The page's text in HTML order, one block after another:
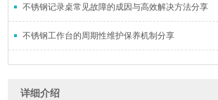
不锈钢记录桌常见故障的成因与高效解决方法分享
不锈钢工作台的周期性维护保养机制分享
详细介绍